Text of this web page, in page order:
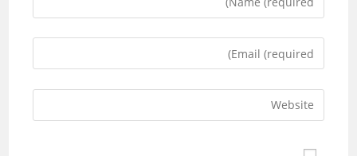
your
username
to
comment
Enter
your
address
to
Enter